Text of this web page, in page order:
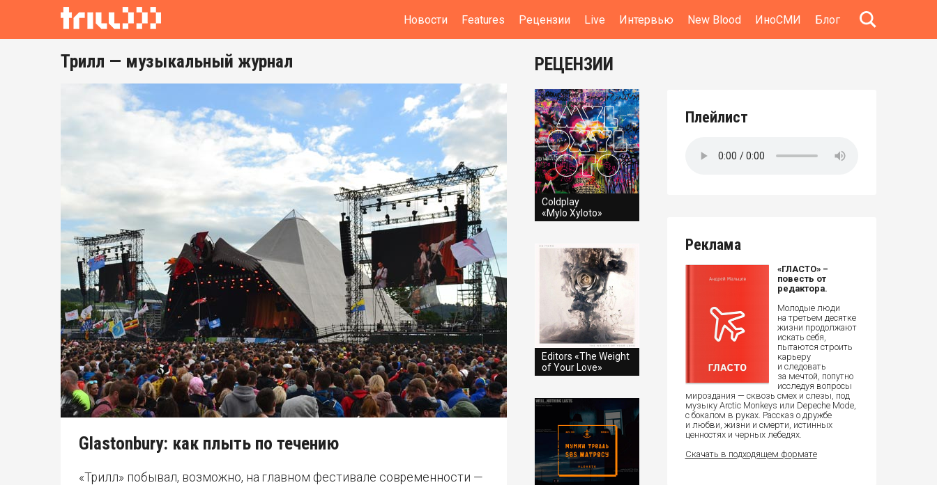
Новости Features Рецензии Live Интервью New Blood ИноСМИ Блог
Трилл — музыкальный журнал
Glastonbury: как плыть по течению
«Трилл» побывал, возможно, на главном фестивале современности —
РЕЦЕНЗИИ
Coldplay
«Mylo Xyloto»
Editors «The Weight
of Your Love»
Плейлист
Реклама
«ГЛАСТО» –
повесть от
редактора.
Молодые люди
на третьем десятке
жизни продолжают
искать себя,
пытаются строить
карьеру
и следовать
за мечтой, попутно
исследуя вопросы
мироздания — сквозь смех и слезы, под
музыку Arctic Monkeys или Depeche Mode,
с бокалом в руках. Рассказ о дружбе
и любви, жизни и смерти, истинных
ценностях и черных лебедях.
Скачать в подходящем формате